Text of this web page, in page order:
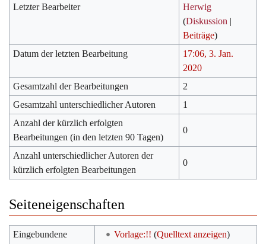
Letzter Bearbeiter
Herwig
(Diskussion |
Beiträge)
Datum der letzten Bearbeitung
17:06, 3. Jan.
2020
Gesamtzahl der Bearbeitungen
2
Gesamtzahl unterschiedlicher Autoren
1
Anzahl der kürzlich erfolgten
Bearbeitungen (in den letzten 90 Tagen)
0
Anzahl unterschiedlicher Autoren der
kürzlich erfolgten Bearbeitungen
0
Seiteneigenschaften
Eingebundene
Vorlage:!! (Quelltext anzeigen)